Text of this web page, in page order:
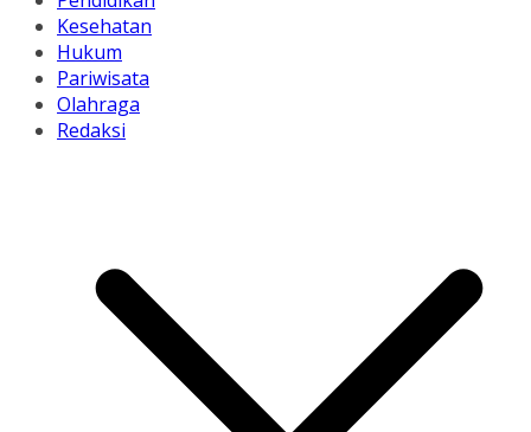
Kesehatan
Hukum
Pariwisata
Olahraga
Redaksi